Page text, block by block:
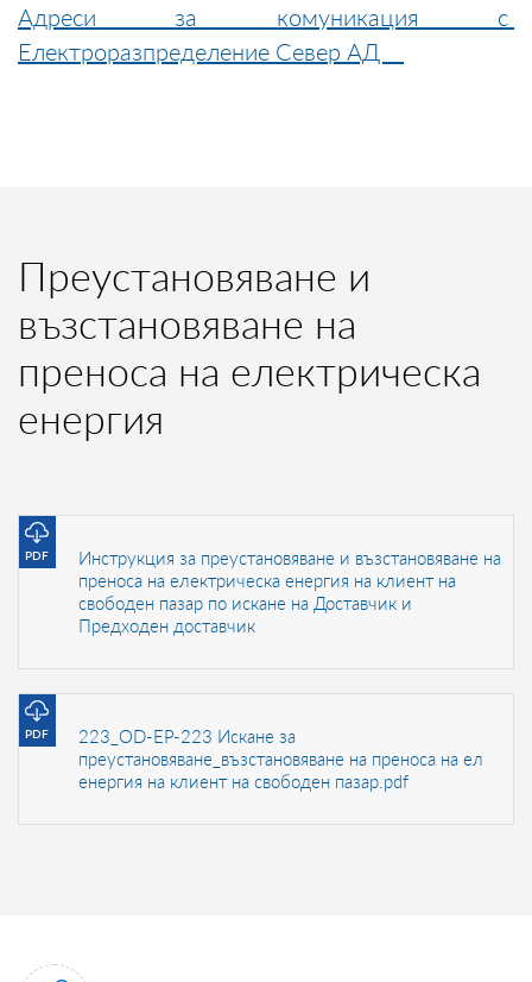
Адреси за комуникация с
Електроразпределение Север АД
Преустановяване и
възстановяване на
преноса на електрическа
енергия
Инструкция за преустановяване и възстановяване на
преноса на електрическа енергия на клиент на
свободен пазар по искане на Доставчик и
Предходен доставчик
PDF
223_OD-EP-223 Искане за
преустановяване_възстановяване на преноса на ел
енергия на клиент на свободен пазар.pdf
PDF